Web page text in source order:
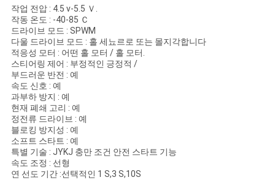
이
스
견
적
요
청
작업 전압 : 4.5 v-5.5 Ｖ.
작동 온도 : -40-85 Ｃ
드라이브 모드 : SPWM
다울 드라이브 모드 : 홀 세뇨르로 또는 몰지각합니다
적응성 모터 : 어떤 홀 모터 / 홀 모터.
스티어링 제어 : 부정적인 긍정적 /
부드러운 반전 : 예
속도 신호 : 예
과부하 방지 : 예
현재 폐쇄 고리 : 예
정전류 드라이브 : 예
블로킹 방지성 : 예
소프트 스타트 : 예
특별 기술 : JYKJ 충만 조건 안전 스타트 기능
속도 조정 : 선형
연 선도 기간 :선택적인 1 S,3 S,10S